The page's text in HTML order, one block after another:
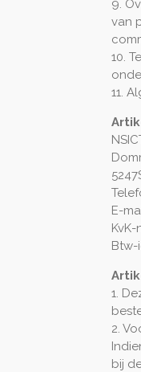
9.
van
10.
11.
E-
KvK-
Btw-
1.
2.
bij